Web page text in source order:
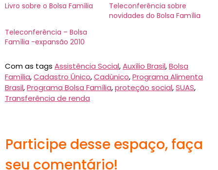
Livro sobre o Bolsa Família
Teleconferência sobre
novidades do Bolsa Família
Teleconferência – Bolsa
Família -expansão 2010
Com as tags Assistência Social,Auxílio Brasil,Bolsa
Família,Cadastro Único,Cadùnico,Programa Alimenta
Brasil,Programa Bolsa Família,proteção social,SUAS,
Transferência de renda
Participe desse espaço, faça
seu comentário!